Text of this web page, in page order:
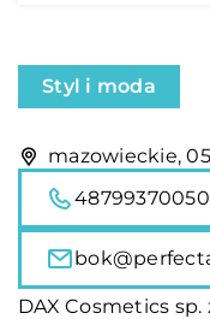
Styl i moda
mazowieckie,
48799370050
DAX Cosmetics sp.